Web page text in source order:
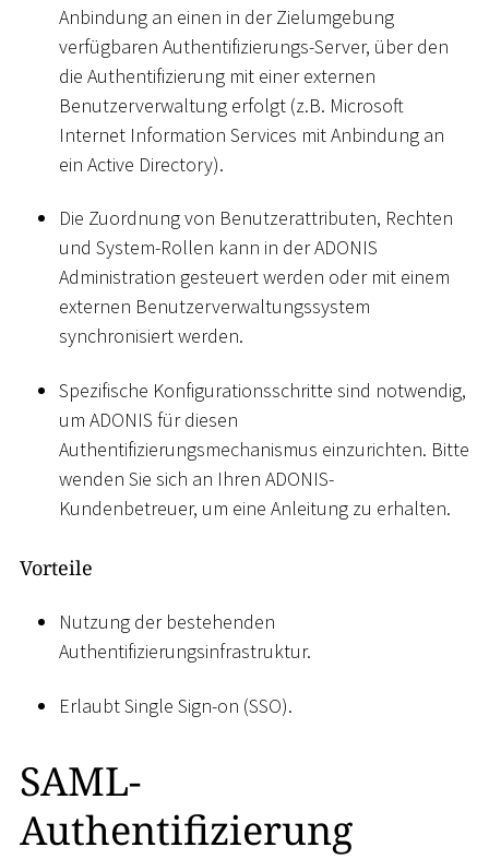
Anbindung an einen in der Zielumgebung
verfügbaren Authentifizierungs-Server, über den
die Authentifizierung mit einer externen
Benutzerverwaltung erfolgt (z.B. Microsoft
Internet Information Services mit Anbindung an
ein Active Directory).
Die Zuordnung von Benutzerattributen, Rechten
und System-Rollen kann in der ADONIS
Administration gesteuert werden oder mit einem
externen Benutzerverwaltungssystem
synchronisiert werden.
Spezifische Konfigurationsschritte sind notwendig,
um ADONIS für diesen
Authentifizierungsmechanismus einzurichten. Bitte
wenden Sie sich an Ihren ADONIS-
Kundenbetreuer, um eine Anleitung zu erhalten.
Vorteile
Nutzung der bestehenden
Authentifizierungsinfrastruktur.
Erlaubt Single Sign-on (SSO).
SAML-
Authentifizierung